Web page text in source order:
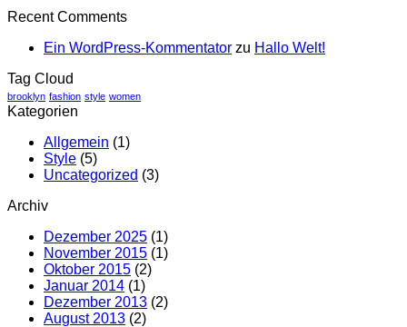
Video
Recent Comments
Ein WordPress-Kommentator zu Hallo Welt!
Tag Cloud
brooklyn fashion style women
Kategorien
Allgemein (1)
Style (5)
Uncategorized (3)
Archiv
Dezember 2025 (1)
November 2015 (1)
Oktober 2015 (2)
Januar 2014 (1)
Dezember 2013 (2)
August 2013 (2)